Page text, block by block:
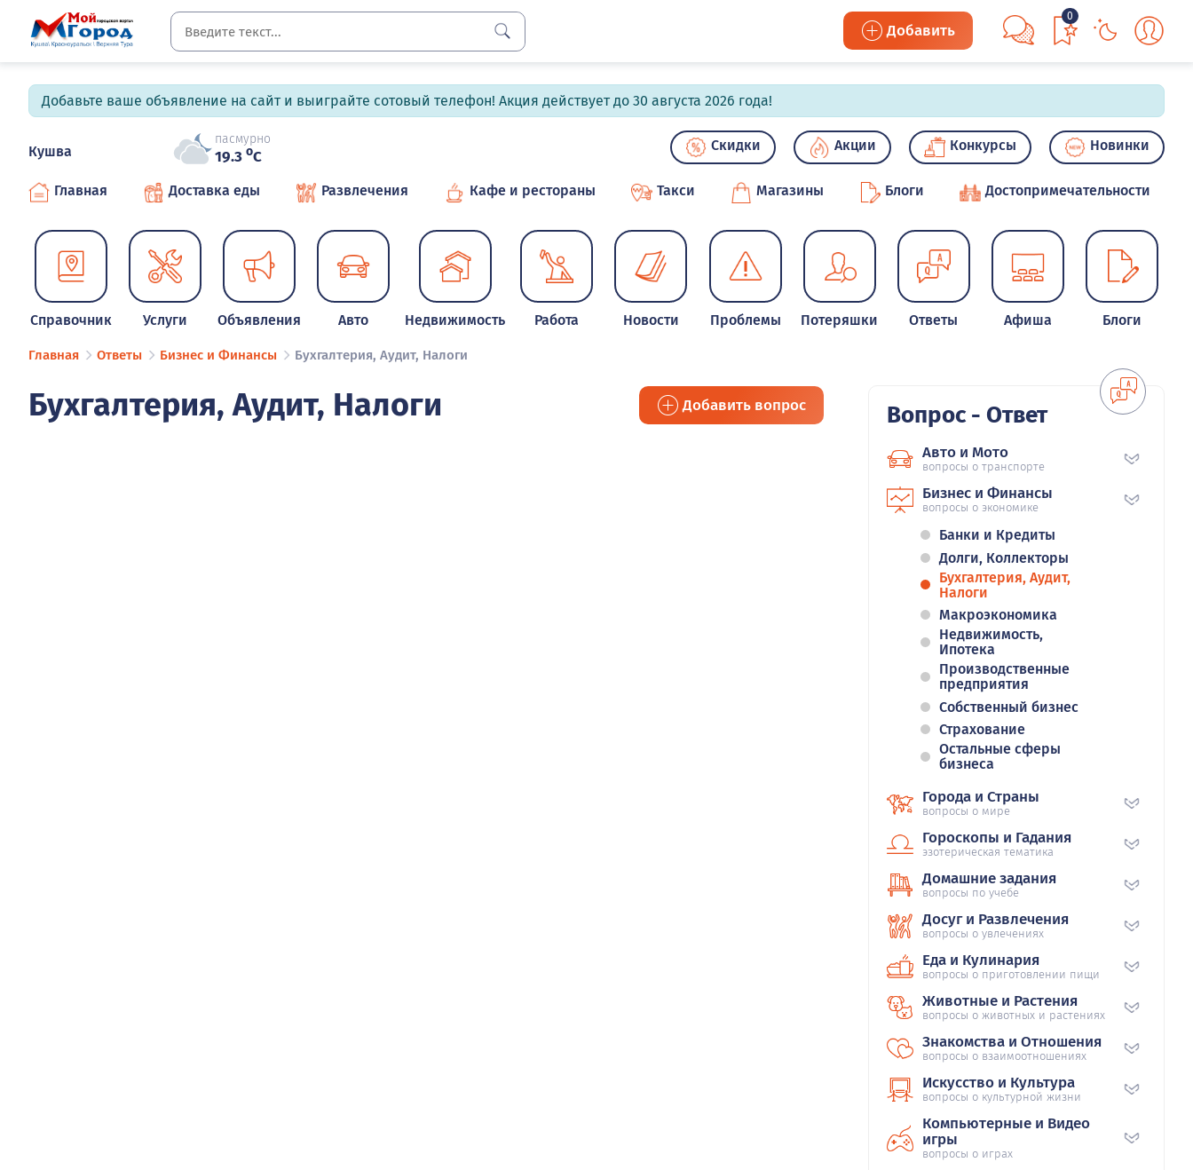
Добавить
0
Добавьте ваше объявление на сайт и выиграйте сотовый телефон! Акция действует до 30 августа 2026 года!
Кушва
пасмурно
19.3 oC
Скидки Акции Конкурсы Новинки
Главная Доставка еды Развлечения Кафе и рестораны Такси Магазины Блоги Достопримечательности
Справочник Услуги Объявления Авто Недвижимость Работа Новости Проблемы Потеряшки Ответы Афиша Блоги
Главная Ответы Бизнес и Финансы Бухгалтерия, Аудит, Налоги
Бухгалтерия, Аудит, Налоги Добавить вопрос Вопрос - Ответ
Авто и Мото
вопросы о транспорте
Бизнес и Финансы
вопросы о экономике
Банки и Кредиты
Долги, Коллекторы
Бухгалтерия, Аудит,
Налоги
Макроэкономика
Недвижимость,
Ипотека
Производственные
предприятия
Собственный бизнес
Страхование
Остальные сферы
бизнеса
Города и Страны
вопросы о мире
Гороскопы и Гадания
эзотерическая тематика
Домашние задания
вопросы по учебе
Досуг и Развлечения
вопросы о увлечениях
Еда и Кулинария
вопросы о приготовлении пищи
Животные и Растения
вопросы о животных и растениях
Знакомства и Отношения
вопросы о взаимоотношениях
Искусство и Культура
вопросы о культурной жизни
Компьютерные и Видео
игры
вопросы о играх